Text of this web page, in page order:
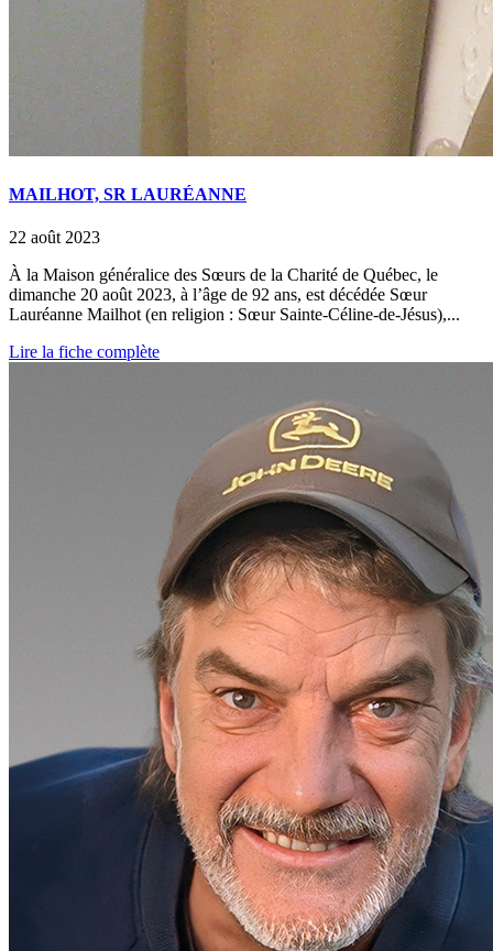
MAILHOT, SR LAURÉANNE
22 août 2023
À la Maison généralice des Sœurs de la Charité de Québec, le
dimanche 20 août 2023, à l’âge de 92 ans, est décédée Sœur
Lauréanne Mailhot (en religion : Sœur Sainte-Céline-de-Jésus),...
Lire la fiche complète